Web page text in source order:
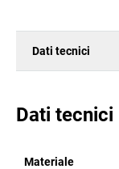
Dati tecnici
Dati tecnici
Materiale